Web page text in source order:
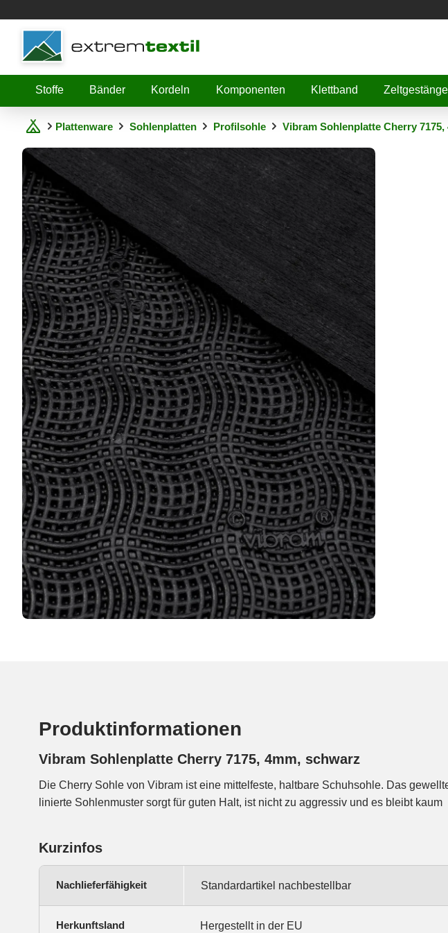
Shopware
Stoffe
Bänder Kordeln Komponenten Klettband Zeltgestänge
Plattenware Sohlenplatten Profilsohle Vibram Sohlenplatte Cherry 7175,
Produktinformationen
Vibram Sohlenplatte Cherry 7175, 4mm, schwarz
Die Cherry Sohle von Vibram ist eine mittelfeste, haltbare Schuhsohle. Das
linierte Sohlenmuster sorgt für guten Halt, ist nicht zu aggressiv und es bleibt kaum
Kurzinfos
Nachlieferfähigkeit Standardartikel nachbestellbar
Herkunftsland Hergestellt in der EU